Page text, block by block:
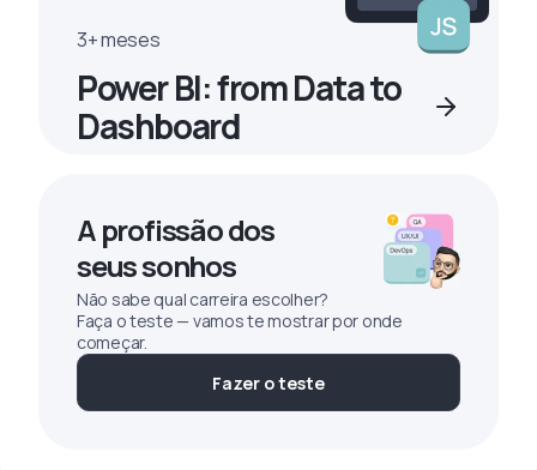
3+ meses
Power BI: from Data to
Dashboard
A profissão dos
seus sonhos
Não sabe qual carreira escolher?
Faça o teste — vamos te mostrar por onde
começar.
Fazer o teste